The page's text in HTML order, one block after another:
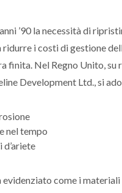
’90 la necessità di
i costi di gestione
finita. Nel Regno Unito,
Development Ltd., si
nel tempo
evidenziato come i